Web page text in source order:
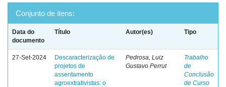
Conjunto de itens:
Data do
documento
Título Autor(es) Tipo
27-Set-2024
Descaracterização de
projetos de
assentamento
agroextrativistas: o
Pedrosa, Luiz
Gustavo Perrut
Trabalho
de
Conclusão
de Curso